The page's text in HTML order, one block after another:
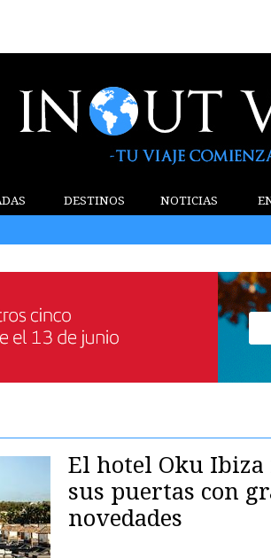
DESTINOS NOTICIAS
El hotel Oku Ibiza
sus puertas con
novedades